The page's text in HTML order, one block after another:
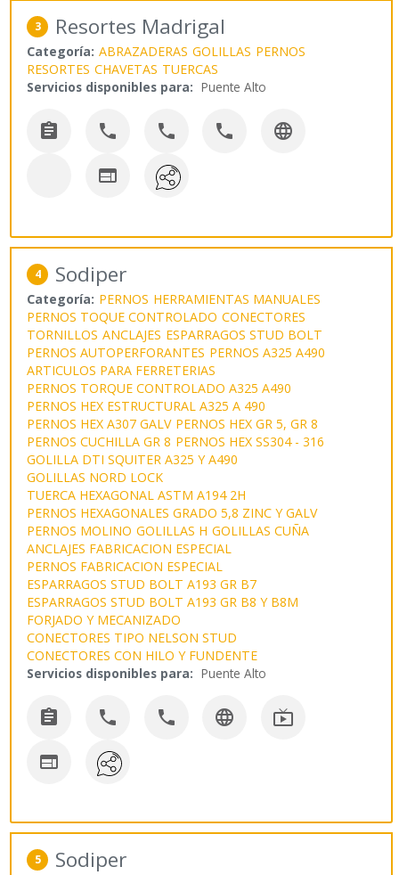
3 Resortes Madrigal
Categoría: ABRAZADERAS GOLILLAS PERNOS
RESORTES CHAVETAS TUERCAS
Servicios disponibles para: Puente Alto
    

4 Sodiper
Categoría: PERNOS HERRAMIENTAS MANUALES
PERNOS TOQUE CONTROLADO CONECTORES
TORNILLOS ANCLAJES ESPARRAGOS STUD BOLT
PERNOS AUTOPERFORANTES PERNOS A325 A490
ARTICULOS PARA FERRETERIAS
PERNOS TORQUE CONTROLADO A325 A490
PERNOS HEX ESTRUCTURAL A325 A 490
PERNOS HEX A307 GALV PERNOS HEX GR 5, GR 8
PERNOS CUCHILLA GR 8 PERNOS HEX SS304 - 316
GOLILLA DTI SQUITER A325 Y A490
GOLILLAS NORD LOCK
TUERCA HEXAGONAL ASTM A194 2H
PERNOS HEXAGONALES GRADO 5,8 ZINC Y GALV
PERNOS MOLINO GOLILLAS H GOLILLAS CUÑA
ANCLAJES FABRICACION ESPECIAL
PERNOS FABRICACION ESPECIAL
ESPARRAGOS STUD BOLT A193 GR B7
ESPARRAGOS STUD BOLT A193 GR B8 Y B8M
FORJADO Y MECANIZADO
CONECTORES TIPO NELSON STUD
CONECTORES CON HILO Y FUNDENTE
Servicios disponibles para: Puente Alto
    

5 Sodiper